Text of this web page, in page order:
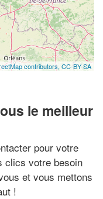
contributors, CC-BY-SA
le meilleur
pour votre
clics votre besoin
et vous mettons
!